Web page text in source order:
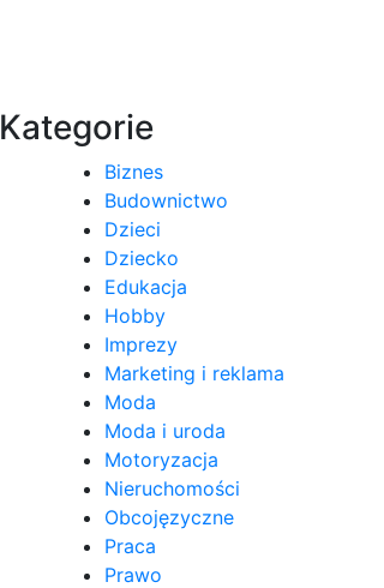
Kategorie
Biznes
Budownictwo
Dzieci
Dziecko
Edukacja
Hobby
Imprezy
Marketing i reklama
Moda
Moda i uroda
Motoryzacja
Nieruchomości
Obcojęzyczne
Praca
Prawo